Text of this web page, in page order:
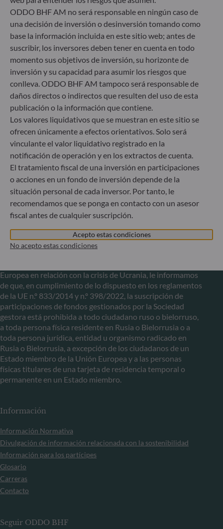
Gallusanlage 8
60329 Frankfurt am Main
Alemania
+49 (0) 69 920 50 0
Sociedad Gestora de Carteras autorizada por la
Bundesanstalt für Finanzdienstleistungsaufsicht (“BaFin”)
Registro Comercial: HRB 11971 juzgado de primera
instancia de Düsseldorf
ODDO BHF Asset Management LUX
6, rue Gabriel Lippmann
L-5365 Munsbach
Luxemburgo
+352 45 76 76 245
Sociedad gestora de carteras autorizada por la Commission
de Surveillance du Secteur Financier (CSSF) – Registro
Mercantil: B 29891
Comunicación sobre las sanciones de la UE contra Rusia
Europea en relación con la crisis de Ucrania, le informamos
de que, en cumplimiento de lo dispuesto en los reglamentos
de la UE n.º 833/2014 y n.º 398/2022, la suscripción de
participaciones de fondos gestionados por la Sociedad
gestora está prohibida a todo ciudadano ruso o bielorruso,
a toda persona física residente en Rusia o Bielorrusia o a
toda persona jurídica, entidad u organismo radicado en
Rusia o Bielorrusia, a excepción de los ciudadanos de un
Estado miembro de la Unión Europea y a las personas
físicas titulares de una tarjeta de residencia temporal o
permanente en un Estado miembro.
Información
Información Normativa
Divulgación de información relacionada con la sostenibilidad
Información para los partícipes
Glosario
Carreras
Contacto
Seguir ODDO BHF
ODDO BHF AM no será responsable en ningún caso de
una decisión de inversión o desinversión tomando como
base la información incluida en este sitio web; antes de
suscribir, los inversores deben tener en cuenta en todo
momento sus objetivos de inversión, su horizonte de
inversión y su capacidad para asumir los riesgos que
conlleva. ODDO BHF AM tampoco será responsable de
daños directos o indirectos que resulten del uso de esta
publicación o la información que contiene.
Los valores liquidativos que se muestran en este sitio se
ofrecen únicamente a efectos orientativos. Solo será
vinculante el valor liquidativo registrado en la
notificación de operación y en los extractos de cuenta.
El tratamiento fiscal de una inversión en participaciones
o acciones en un fondo de inversión depende de la
situación personal de cada inversor. Por tanto, le
recomendamos que se ponga en contacto con un asesor
fiscal antes de cualquier suscripción.
Acepto estas condiciones
No acepto estas condiciones